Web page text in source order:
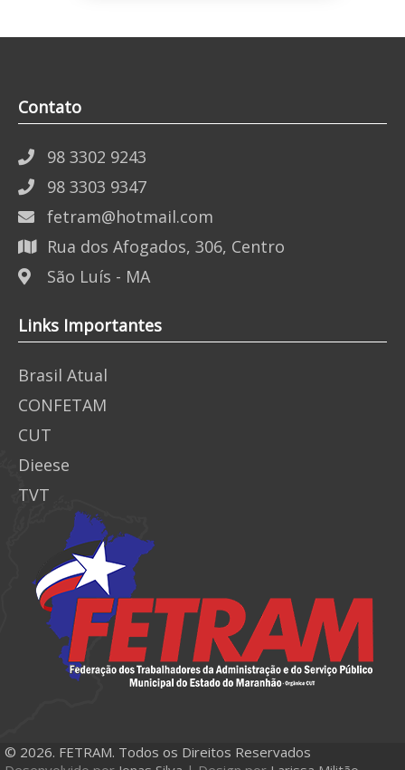
Contato
98 3302 9243
98 3303 9347
fetram@hotmail.com
Rua dos Afogados, 306, Centro
São Luís - MA
Links Importantes
Brasil Atual
CONFETAM
CUT
Dieese
TVT
© 2026. FETRAM. Todos os Direitos Reservados